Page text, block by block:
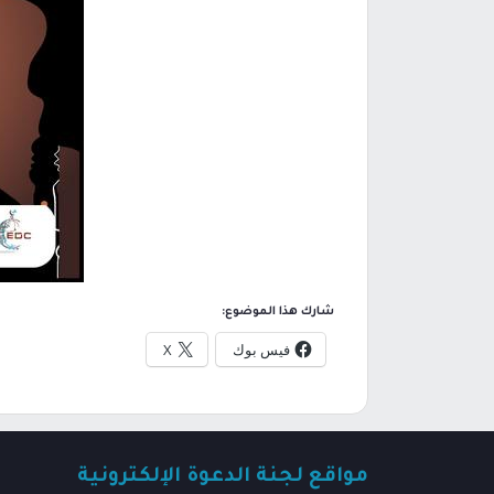
شارك هذا الموضوع:
فيس بوك X
مواقع لجنة الدعوة الإلكترونية